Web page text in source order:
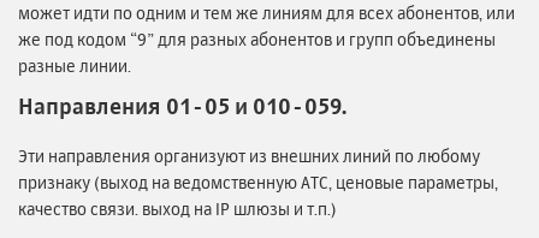
может идти по одним и тем же линиям для всех абонентов, или
же под кодом “9” для разных абонентов и групп объединены
разные линии.
Направления 01-05 и 010-059.
Эти направления организуют из внешних линий по любому
признаку (выход на ведомственную АТС, ценовые параметры,
качество связи. выход на IP шлюзы и т.п.)